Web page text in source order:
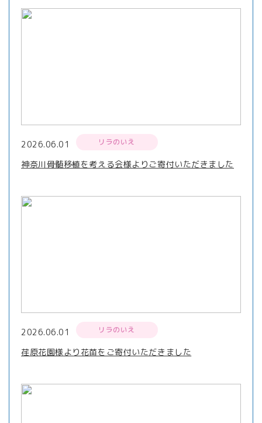
2026.06.01 リラのいえ
神奈川骨髄移植を考える会様よりご寄付いただきました
2026.06.01 リラのいえ
荏原花園様より花苗をご寄付いただきました